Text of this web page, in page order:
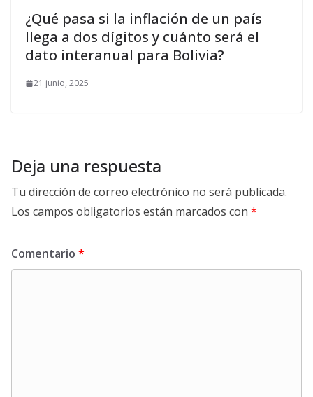
¿Qué pasa si la inflación de un país
llega a dos dígitos y cuánto será el
dato interanual para Bolivia?
21 junio, 2025
Deja una respuesta
Tu dirección de correo electrónico no será publicada.
Los campos obligatorios están marcados con *
Comentario *